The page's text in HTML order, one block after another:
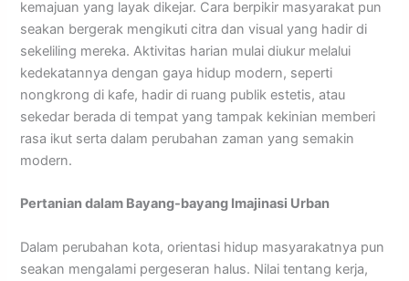
kemajuan yang layak dikejar. Cara berpikir masyarakat pun
seakan bergerak mengikuti citra dan visual yang hadir di
sekeliling mereka. Aktivitas harian mulai diukur melalui
kedekatannya dengan gaya hidup modern, seperti
nongkrong di kafe, hadir di ruang publik estetis, atau
sekedar berada di tempat yang tampak kekinian memberi
rasa ikut serta dalam perubahan zaman yang semakin
modern.
Pertanian dalam Bayang-bayang Imajinasi Urban
Dalam perubahan kota, orientasi hidup masyarakatnya pun
seakan mengalami pergeseran halus. Nilai tentang kerja,